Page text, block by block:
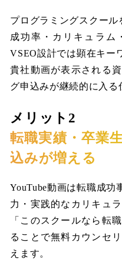
プログラミングスクール
成功率・カリキュラム
VSEO設計では顕在キー
貴社動画が表示される
グ申込みが継続的に入る
メリット2
転職実績・卒業
込みが増える
YouTube動画は転職成功
力・実践的なカリキュ
「このスクールなら転
ることで無料カウンセ
えます。